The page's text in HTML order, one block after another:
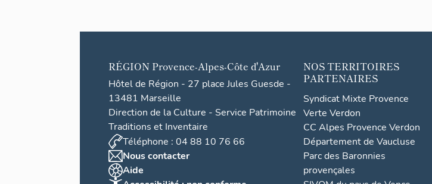
RÉGION Provence-Alpes-Côte d'Azur
Hôtel de Région - 27 place Jules Guesde -
13481 Marseille
Direction de la Culture - Service Patrimoine
Traditions et Inventaire
Téléphone : 04 88 10 76 66
Nous contacter
Aide
NOS TERRITOIRES
PARTENAIRES
Syndicat Mixte Provence
Verte Verdon
CC Alpes Provence Verdon
Département de Vaucluse
Parc des Baronnies
provençales